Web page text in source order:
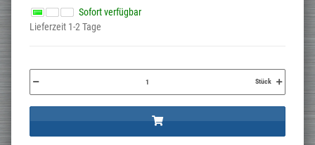
Sofort verfügbar
Lieferzeit 1-2 Tage
Stück